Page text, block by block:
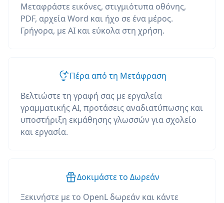
Μεταφράστε εικόνες, στιγμιότυπα οθόνης,
PDF, αρχεία Word και ήχο σε ένα μέρος.
Γρήγορα, με AI και εύκολα στη χρήση.
Πέρα από τη Μετάφραση
Βελτιώστε τη γραφή σας με εργαλεία
γραμματικής AI, προτάσεις αναδιατύπωσης και
υποστήριξη εκμάθησης γλωσσών για σχολείο
και εργασία.
Δοκιμάστε το Δωρεάν
Ξεκινήστε με το OpenL δωρεάν και κάντε